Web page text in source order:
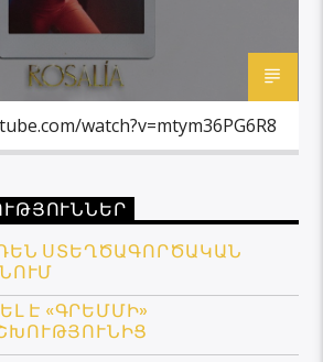
watch?v=mtym36PG6R8
ՍՏԵՂԾԱԳՈՐԾԱԿԱՆ
Է «ԳՐԵՄՄԻ»